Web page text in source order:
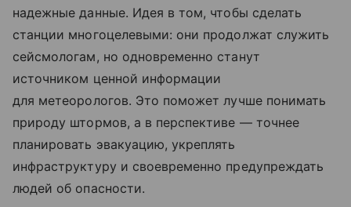
надежные данные. Идея в том, чтобы сделать
станции многоцелевыми: они продолжат служить
сейсмологам, но одновременно станут
источником ценной информации
для метеорологов. Это поможет лучше понимать
природу штормов, а в перспективе — точнее
планировать эвакуацию, укреплять
инфраструктуру и своевременно предупреждать
людей об опасности.